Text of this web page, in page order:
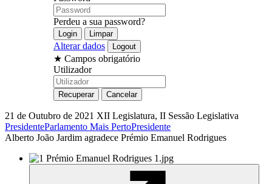
Perdeu a sua password?
Alterar dados
★ Campos obrigatório
Utilizador
21 de Outubro de 2021 XII Legislatura, II Sessão Legislativa
PresidenteParlamento Mais PertoPresidente
Alberto João Jardim agradece Prémio Emanuel Rodrigues